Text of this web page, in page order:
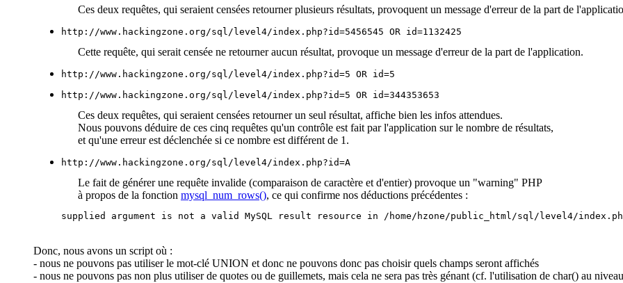
Ces deux requêtes, qui seraient censées retourner plusieurs résultats, provoquent un message d'erreur de la part de
Cette requête, qui serait censée ne retourner aucun résultat, provoque un message d'erreur de la part de l'application.
Ces deux requêtes, qui seraient censées retourner un seul résultat, affiche bien les infos attendues.
Nous pouvons déduire de ces cinq requêtes qu'un contrôle est fait par l'application sur le nombre de résultats,
et qu'une erreur est déclenchée si ce nombre est différent de 1.
http://www.hackingzone.org/sql/level4/index.php?id=A
Le fait de générer une requête invalide (comparaison de caractère et d'entier) provoque un "warning" PHP
à propos de la fonction mysql_num_rows(), ce qui confirme nos déductions précédentes :
supplied argument is not a valid MySQL result resource in /home/hzone/public_html/sql/level4/
Donc, nous avons un script où :
- nous ne pouvons pas utiliser le mot-clé UNION et donc ne pouvons donc pas choisir quels champs seront affichés
- nous ne pouvons pas non plus utiliser de quotes ou de guillemets, mais cela ne sera pas très génant (cf. l'utilisation de char() au